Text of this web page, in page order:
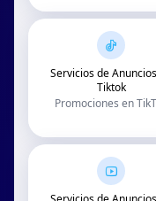
Servicios de
Tiktok
Promociones en